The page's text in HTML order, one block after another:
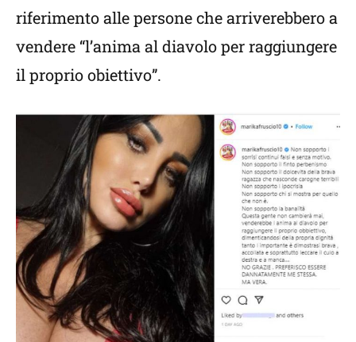
riferimento alle persone che arriverebbero a
vendere “l’anima al diavolo per raggiungere
il proprio obiettivo”.